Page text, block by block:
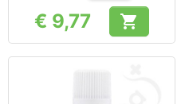
Prijs
€ 9,77 